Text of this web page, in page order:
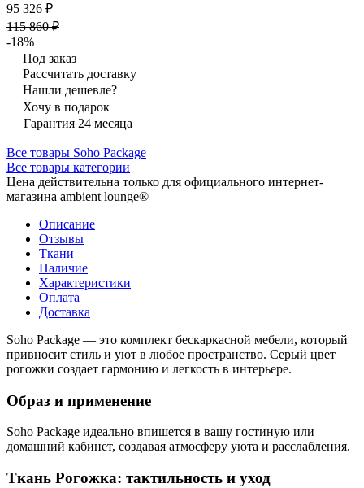
95 326 ₽
115 860 ₽
-18%
Под заказ
Рассчитать доставку
Нашли дешевле?
Хочу в подарок
Гарантия 24 месяца
Все товары Soho Package
Все товары категории
Цена действительна только для официального интернет-
магазина ambient lounge®
Описание
Отзывы
Ткани
Наличие
Характеристики
Оплата
Доставка
Soho Package — это комплект бескаркасной мебели, который
привносит стиль и уют в любое пространство. Серый цвет
рогожки создает гармонию и легкость в интерьере.
Образ и применение
Soho Package идеально впишется в вашу гостиную или
домашний кабинет, создавая атмосферу уюта и расслабления.
Ткань Рогожка: тактильность и уход